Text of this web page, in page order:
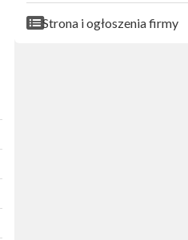
Strona i ogłoszenia firmy